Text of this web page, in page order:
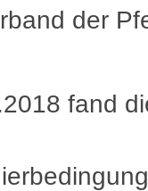
der
fand